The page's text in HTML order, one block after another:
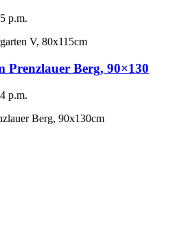
p.m.
V, 80x115cm
Prenzlauer Berg, 90×130
p.m.
Berg, 90x130cm